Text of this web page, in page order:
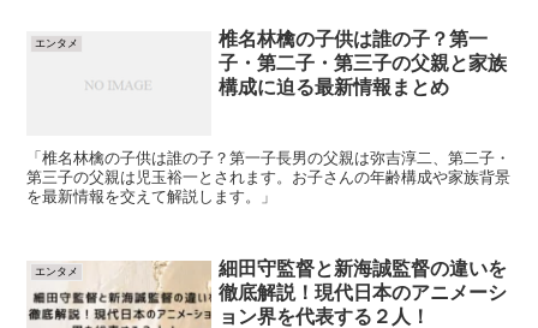
エンタメ
椎名林檎の子供は誰の子？第一
子・第二子・第三子の父親と家族
構成に迫る最新情報まとめ
「椎名林檎の子供は誰の子？第一子長男の父親は弥吉淳二、第二子・
第三子の父親は児玉裕一とされます。お子さんの年齢構成や家族背景
を最新情報を交えて解説します。」
エンタメ
細田守監督と新海誠監督の違いを
徹底解説！現代日本のアニメーシ
ョン界を代表する２人！